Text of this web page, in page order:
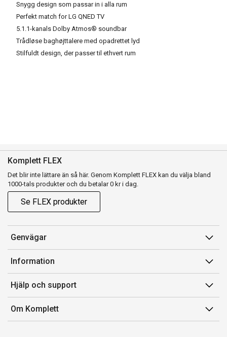
Snygg design som passar in i alla rum
Perfekt match for LG QNED TV
5.1.1-kanals Dolby Atmos® soundbar
Trådløse baghøjttalere med opadrettet lyd
Stilfuldt design, der passer til ethvert rum
Komplett FLEX
Det blir inte lättare än så här. Genom Komplett FLEX kan du välja bland
1000-tals produkter och du betalar 0 kr i dag.
Se FLEX produkter
Genvägar
Konto
Orderhistorik
Presentkort
Komplett Club
Information
Försäljningsvillkor
Medlemsvillkor for Komplett Club
Lediga tjänster
Hjälp och support
Kontakta oss
Kundservice
Om Komplett